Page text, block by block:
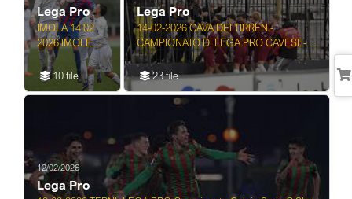
Lega Pro
IMOLA 14 02
2026 IMOLESE
CALCIO-
PROGRESSO
10 file
Lega Pro
14-02-2026 CAVA DEI TIRRENI-
CAMPIONATO DI LEGA PRO CAVESE-
SALERNITANA
23 file
12/02/2026
Lega Pro